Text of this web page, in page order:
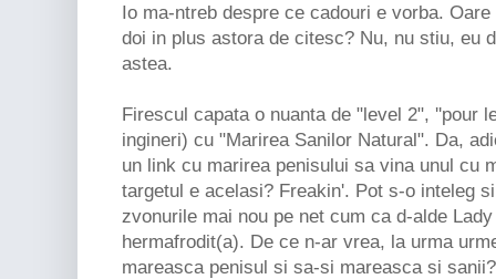
Io ma-ntreb despre ce cadouri e vorba.
doi in plus astora de citesc? Nu, nu stiu, eu
astea.
Firescul capata o nuanta de "level 2", ''pour
ingineri) cu "Marirea Sanilor Natural". Da,
un link cu marirea penisului sa vina unul cu
targetul e acelasi? Freakin'. Pot s-o inteleg
zvonurile mai nou pe net cum ca d-alde
hermafrodit(a). De ce n-ar vrea, la urma
mareasca penisul si sa-si mareasca si